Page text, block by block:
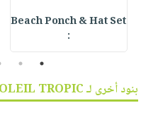
Beach Ponch & Hat Set
:
1
2
بنود أخرى لـ SOLEIL TROPIC :